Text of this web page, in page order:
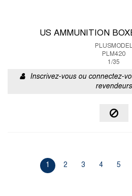
US AMMUNITION
PLM420
1/35
Inscrivez-vous ou connectez-
revendeurs
1 2 3 4 5